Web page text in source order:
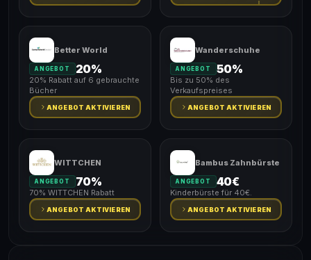
Better World
ANGEBOT 20%
20% Rabatt auf 6 gebrauchte
Bücher
ANGEBOT AKTIVIEREN
Wanderschuhe
ANGEBOT 50%
Bis zu 50% des
Verkaufspreises
ANGEBOT AKTIVIEREN
WITTCHEN
ANGEBOT 70%
70% WITTCHEN Rabatt
ANGEBOT AKTIVIEREN
Bambus Zahnbürste
ANGEBOT 40€
Kinderbürste für 40€.
ANGEBOT AKTIVIEREN